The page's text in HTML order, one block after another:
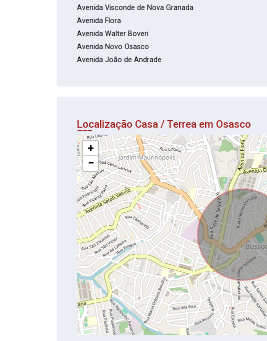
Avenida Visconde de Nova Granada
Avenida Flora
Avenida Walter Boveri
Avenida Novo Osasco
Avenida João de Andrade
Localização Casa / Terrea em Osasco
+
−